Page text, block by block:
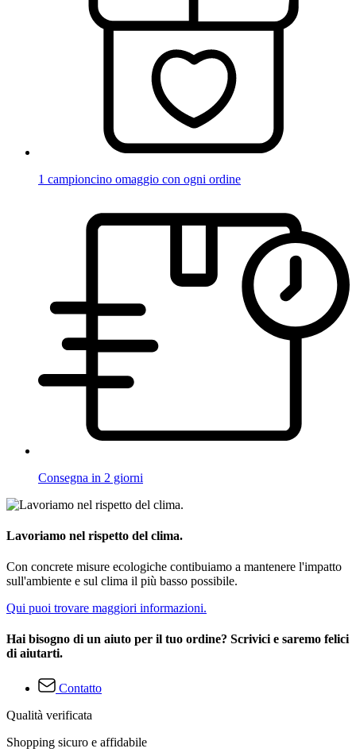
1 campioncino omaggio con ogni ordine
Consegna in 2 giorni
Lavoriamo nel rispetto del clima.
Con concrete misure ecologiche contibuiamo a mantenere l'impatto
sull'ambiente e sul clima il più basso possibile.
Qui puoi trovare maggiori informazioni.
Hai bisogno di un aiuto per il tuo ordine? Scrivici e saremo felici
di aiutarti.
Contatto
Qualità verificata
Shopping sicuro e affidabile